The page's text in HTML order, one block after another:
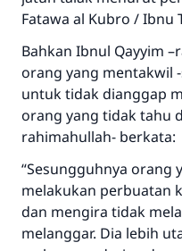
Fatawa al Kubro / Ibnu
Bahkan Ibnul Qayyim
orang yang mentakwil
untuk tidak dianggap
orang yang tidak tahu
rahimahullah- berkata:
“Sesungguhnya orang
melakukan perbuatan
dan mengira tidak
melanggar. Dia lebih